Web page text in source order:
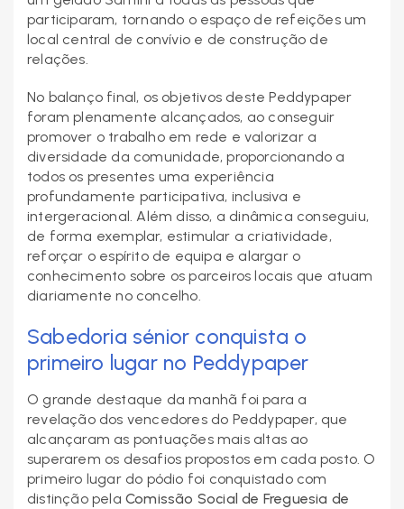
participaram, tornando o espaço de refeições um
local central de convívio e de construção de
relações.
No balanço final, os objetivos deste Peddypaper
foram plenamente alcançados, ao conseguir
promover o trabalho em rede e valorizar a
diversidade da comunidade, proporcionando a
todos os presentes uma experiência
profundamente participativa, inclusiva e
intergeracional. Além disso, a dinâmica conseguiu,
de forma exemplar, estimular a criatividade,
reforçar o espírito de equipa e alargar o
conhecimento sobre os parceiros locais que atuam
diariamente no concelho.
Sabedoria sénior conquista o
primeiro lugar no Peddypaper
O grande destaque da manhã foi para a
revelação dos vencedores do Peddypaper, que
alcançaram as pontuações mais altas ao
superarem os desafios propostos em cada posto. O
primeiro lugar do pódio foi conquistado com
distinção pela Comissão Social de Freguesia de